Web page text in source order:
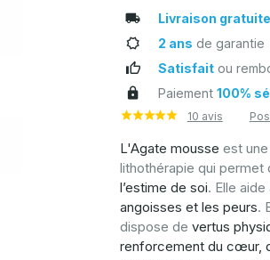
Livraison gratuite
2 ans de garantie
Satisfait ou
Paiement 100%
10 avis
L'Agate mousse est
lithothérapie qui permet
l’estime de soi. Elle aide
angoisses et les peurs.
dispose de vertus
renforcement du cœur,